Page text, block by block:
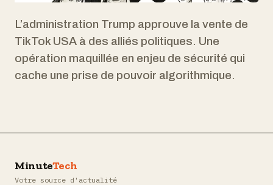
L’administration Trump approuve la vente de
TikTok USA à des alliés politiques. Une
opération maquillée en enjeu de sécurité qui
cache une prise de pouvoir algorithmique.
MinuteTech
Votre source d'actualité